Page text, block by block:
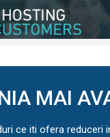
MAI
ce iti ofera reduceri